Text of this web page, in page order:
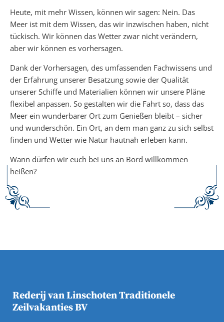
Heute, mit mehr Wissen, können wir sagen: Nein. Das
Meer ist mit dem Wissen, das wir inzwischen haben, nicht
tückisch. Wir können das Wetter zwar nicht verändern,
aber wir können es vorhersagen.
Dank der Vorhersagen, des umfassenden Fachwissens und
der Erfahrung unserer Besatzung sowie der Qualität
unserer Schiffe und Materialien können wir unsere Pläne
flexibel anpassen. So gestalten wir die Fahrt so, dass das
Meer ein wunderbarer Ort zum Genießen bleibt – sicher
und wunderschön. Ein Ort, an dem man ganz zu sich selbst
finden und Wetter wie Natur hautnah erleben kann.
Wann dürfen wir euch bei uns an Bord willkommen
heißen?
Rederij van Linschoten Traditionele
Zeilvakanties BV